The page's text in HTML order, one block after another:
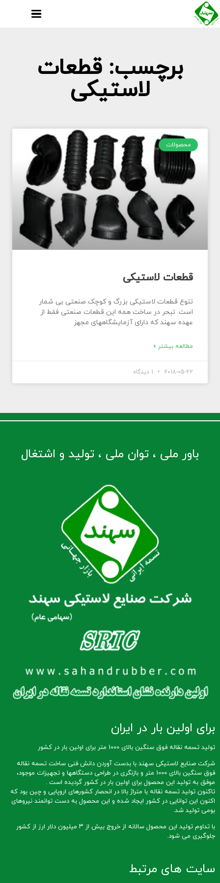
برچسب: قطعات
لاستیکی
محصولات
قطعات لاستیکی
تنوع قطعات لاستیکی بزرگ و کوچک صنعتی بی شمار
است. تبحر در ساخت همه این قطعات صنعتی فقط از
عهده سهند که دارای آزمایشگاههای مجهز
مطالعه بیشتر »
2018-05-22
باور ملی ، توان ملی ، تولید و اشتغال
برای اولین بار در ایران
تولید تسمه نقاله فوق سنگین بالای 1000 متر برای اولین بار در کشور
شرکت صنایع لاستیکی سهند با بدست آوردن دانش فنی ساخت تسمه نقاله
فوق سنگین بالای 1000 متر و بازنگری در طراحی دستگاهها و تجهیزات موجود،
موفق به تولید این محصول برای اولین بار در کشور گردیده است .
تاکنون تولید تسمه نقاله با متراژ بالا در انحصار کشورهای اروپایی و چین بود که
اکنون این توانایی در کشور ایجاد شده و این محصول به دست توانمند نیروهای
بومی تولید شد.
با تداوم تولید این محصول سالانه از خروج بیش از ۳ میلیون دلار ارز از کشور
جلوگیری می شود.
سایت های مرتبط